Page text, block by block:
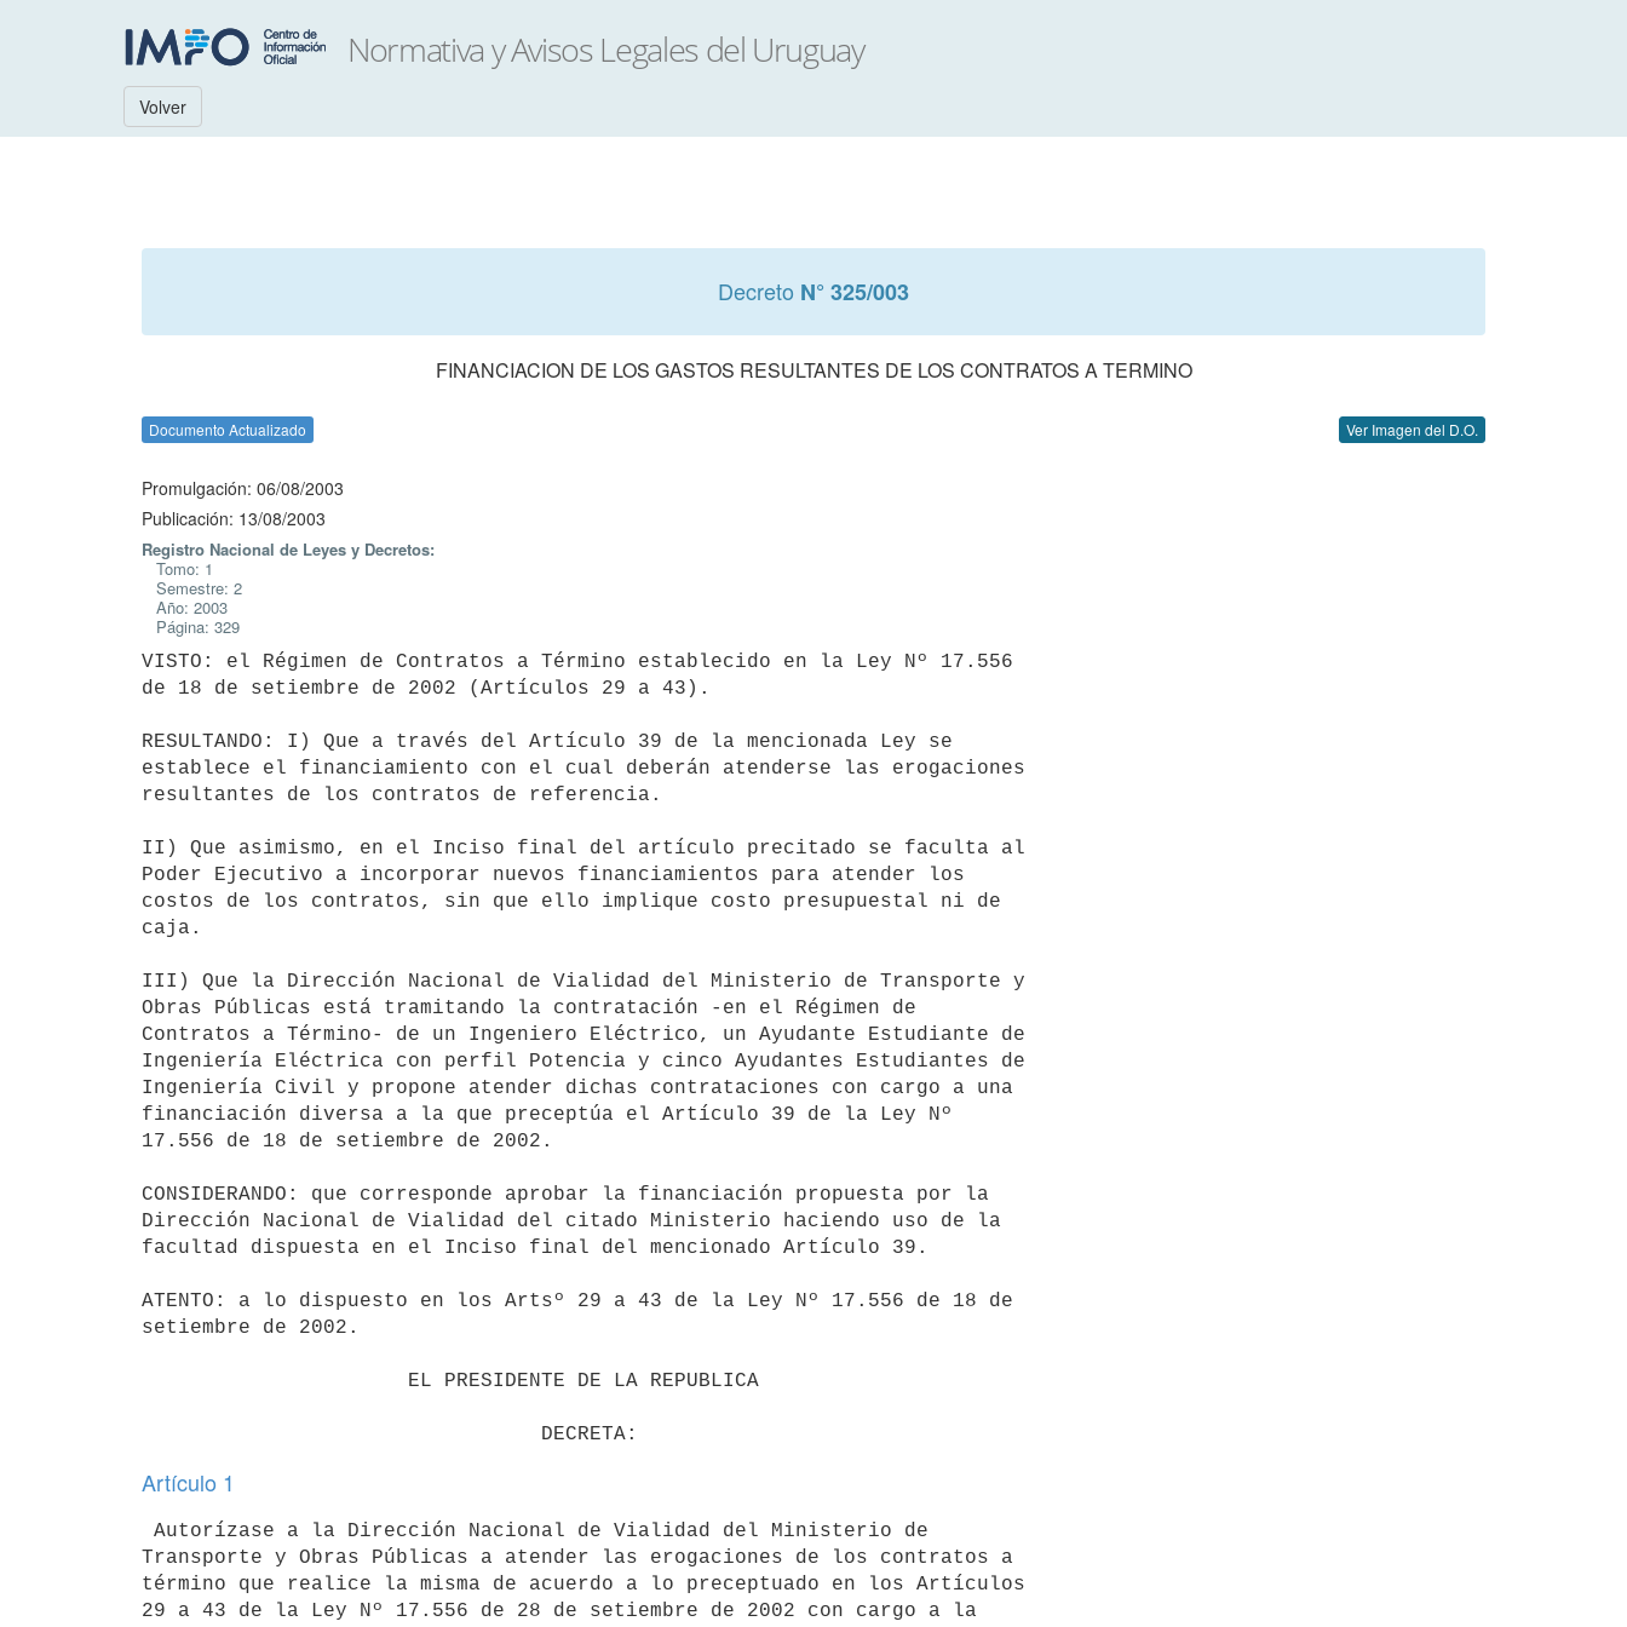
Volver
Decreto N° 325/003
FINANCIACION DE LOS GASTOS RESULTANTES DE LOS CONTRATOS A TERMINO
Documento Actualizado Ver Imagen del D.O.
Promulgación: 06/08/2003
Publicación: 13/08/2003
Registro Nacional de Leyes y Decretos:
Tomo: 1
Semestre: 2
Año: 2003
Página: 329
VISTO: el Régimen de Contratos a Término establecido en la Ley Nº 17.556
de 18 de setiembre de 2002 (Artículos 29 a 43).
RESULTANDO: I) Que a través del Artículo 39 de la mencionada Ley se
establece el financiamiento con el cual deberán atenderse las erogaciones
resultantes de los contratos de referencia.
II) Que asimismo, en el Inciso final del artículo precitado se faculta al
Poder Ejecutivo a incorporar nuevos financiamientos para atender los
costos de los contratos, sin que ello implique costo presupuestal ni de
caja.
III) Que la Dirección Nacional de Vialidad del Ministerio de Transporte y
Obras Públicas está tramitando la contratación -en el Régimen de
Contratos a Término- de un Ingeniero Eléctrico, un Ayudante Estudiante de
Ingeniería Eléctrica con perfil Potencia y cinco Ayudantes Estudiantes de
Ingeniería Civil y propone atender dichas contrataciones con cargo a una
financiación diversa a la que preceptúa el Artículo 39 de la Ley Nº
17.556 de 18 de setiembre de 2002.
CONSIDERANDO: que corresponde aprobar la financiación propuesta por la
Dirección Nacional de Vialidad del citado Ministerio haciendo uso de la
facultad dispuesta en el Inciso final del mencionado Artículo 39.
ATENTO: a lo dispuesto en los Artsº 29 a 43 de la Ley Nº 17.556 de 18 de
setiembre de 2002.
Artículo 1
Transporte y Obras Públicas a atender las erogaciones de los contratos a
término que realice la misma de acuerdo a lo preceptuado en los Artículos
29 a 43 de la Ley Nº 17.556 de 28 de setiembre de 2002 con cargo a la